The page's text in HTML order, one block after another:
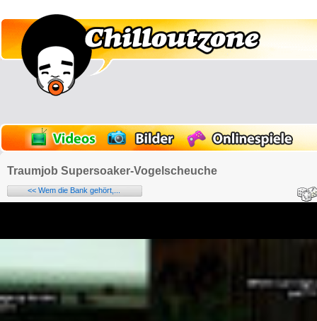
Traumjob Supersoaker-Vogelscheuche
<< Wem die Bank gehört,...